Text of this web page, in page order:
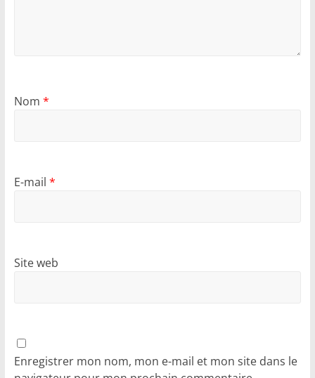
Nom *
E-mail *
Site web
Enregistrer mon nom, mon e-mail et mon site dans le